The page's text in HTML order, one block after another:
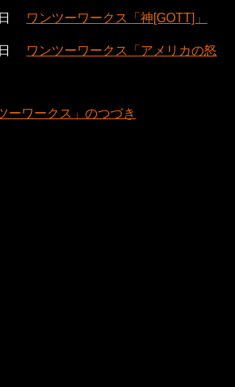
ワンツーワークス「神[GOTT]」
ワンツーワークス「アメリカの怒
ーワークス」のつづき